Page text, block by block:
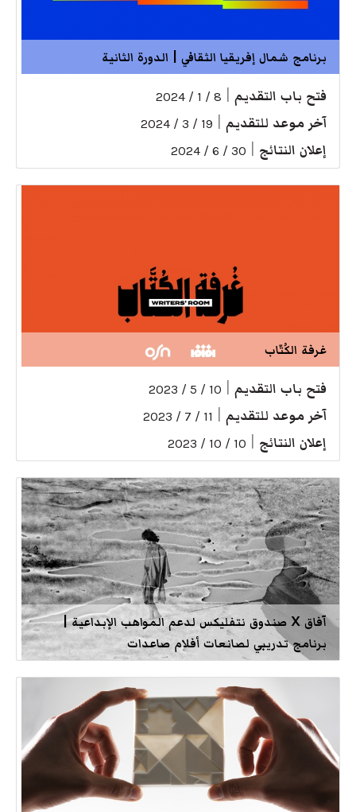
برنامج شمال إفريقيا الثقافي | الدورة الثانية
فتح باب التقديم 8 / 1 / 2024
آخر موعد للتقديم 19 / 3 / 2024
إعلان النتائج 30 / 6 / 2024
غرفة الكُتّاب
فتح باب التقديم 10 / 5 / 2023
آخر موعد للتقديم 11 / 7 / 2023
إعلان النتائج 10 / 10 / 2023
آفاق X صندوق نتفليكس لدعم المواهب الإبداعية |
برنامج تدريبي لصانعات أفلام صاعدات